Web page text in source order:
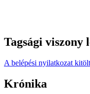
Tagsági viszony
A belépési nyilatkozat
Krónika